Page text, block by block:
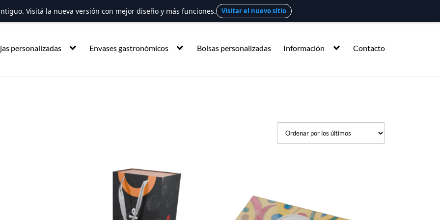
personalizadas Envases gastronómicos Bolsas personalizadas Información Contacto
Visitá la nueva versión con mejor diseño y más funciones. Visitar el nuevo sitio